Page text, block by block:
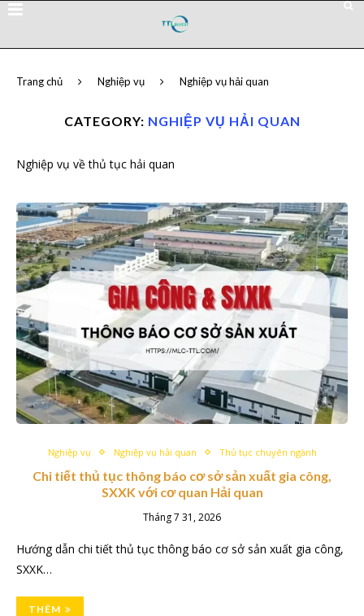
Trang chủ Nghiệp vụ Nghiệp vụ hải quan
CATEGORY: NGHIỆP VỤ HẢI QUAN
Nghiệp vụ về thủ tục hải quan
Nghiệp vụ Nghiệp vụ hải quan Thủ tục chuyên ngành
Chi tiết thủ tục thông báo cơ sở sản xuất gia công,
SXXK với cơ quan Hải quan
Tháng 7 31, 2026
Hướng dẫn chi tiết thủ tục thông báo cơ sở sản xuất gia công,
SXXK…
THÊM